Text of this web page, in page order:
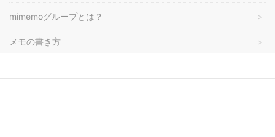
mimemoグループとは？
メモの書き方